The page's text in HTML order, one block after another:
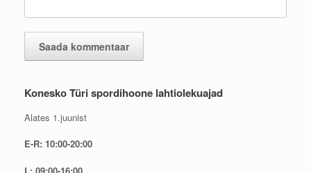
Konesko Türi spordihoone lahtiolekuajad
Alates 1.juunist
E-R: 10:00-20:00
L: 09:00-16:00